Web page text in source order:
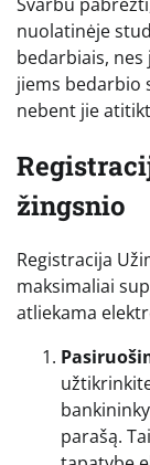
nuolatinėje
bedarbiais,
jiems bedarbio
nebent jie
žingsnio
Registracija
maksimaliai
atliekama
parašą.